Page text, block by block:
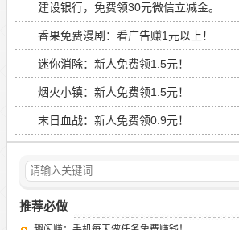
建设银行，免费领30元微信立减金。
香果免费漫剧：看广告赚1元以上！
迷你消除：新人免费领1.5元！
烟火小镇：新人免费领1.5元！
末日血战：新人免费领0.9元！
推荐必做